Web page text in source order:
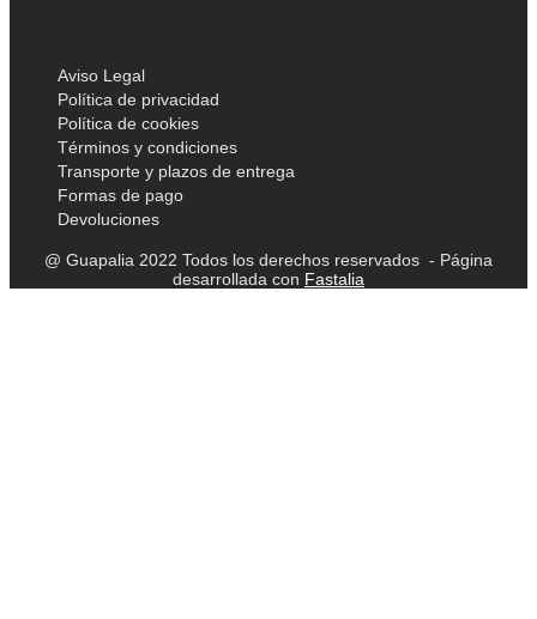
Aviso Legal
Política de privacidad
Política de cookies
Términos y condiciones
Transporte y plazos de entrega
Formas de pago
Devoluciones
@ Guapalia 2022 Todos los derechos reservados - Página
desarrollada con Fastalia